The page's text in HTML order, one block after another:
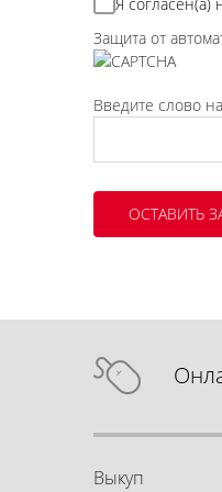
Защита от
Введите слово
Выкуп